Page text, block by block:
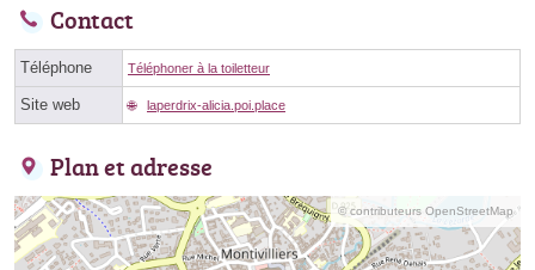
Contact
Téléphone Téléphoner à la toiletteur
Site web laperdrix-alicia.poi.place
Plan et adresse
© contributeurs OpenStreetMap